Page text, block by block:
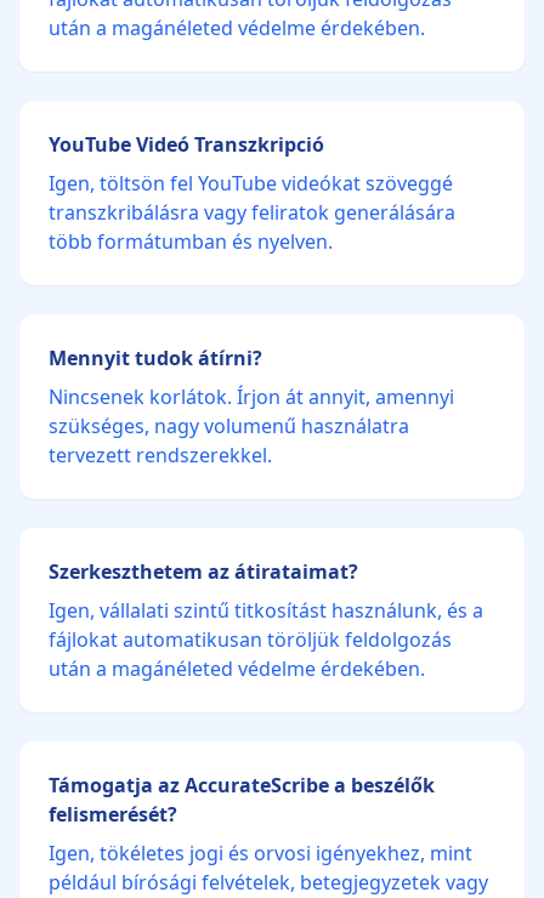
után a magánéleted védelme érdekében.
YouTube Videó Transzkripció
Igen, töltsön fel YouTube videókat szöveggé
transzkribálásra vagy feliratok generálására
több formátumban és nyelven.
Mennyit tudok átírni?
Nincsenek korlátok. Írjon át annyit, amennyi
szükséges, nagy volumenű használatra
tervezett rendszerekkel.
Szerkeszthetem az átirataimat?
Igen, vállalati szintű titkosítást használunk, és a
fájlokat automatikusan töröljük feldolgozás
után a magánéleted védelme érdekében.
Támogatja az AccurateScribe a beszélők
felismerését?
Igen, tökéletes jogi és orvosi igényekhez, mint
például bírósági felvételek, betegjegyzetek vagy